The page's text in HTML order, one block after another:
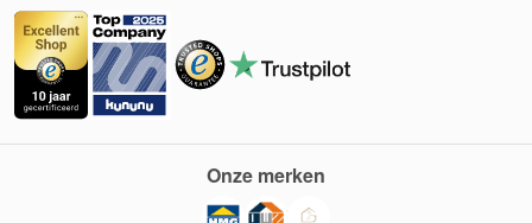
Onze merken